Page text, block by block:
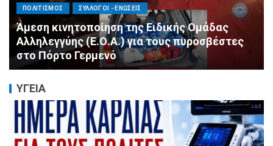
ΠΟΛΙΤΙΣΜΟΣ ΣΥΛΛΟΓΟΙ - ΕΝΩΣΕΙΣ
Άμεση κινητοποίηση της Ειδικής Ομάδας
Αλληλεγγύης (Ε.Ο.Α.) για τους πυροσβέστες
στο Πόρτο Γερμενό
ΥΓΕΙΑ